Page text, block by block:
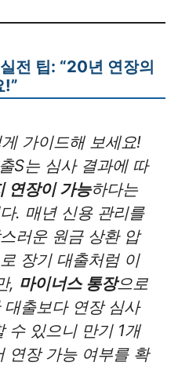
전 팁: “20년 연장의
!”
가이드해 보세요!
S는 심사 결과에 따
연장이 가능하다는
. 매년 신용 관리를
러운 원금 상환 압
장기 대출처럼 이
, 마이너스 통장으로
출보다 연장 심사
수 있으니 만기 1개
연장 가능 여부를 확